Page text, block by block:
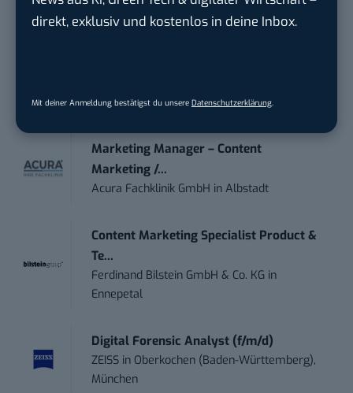
direkt, exklusiv und kostenlos in deine Inbox.
Mit deiner Anmeldung bestätigst du unsere Datenschutzerklärung.
Instaffo GmbH in Bremen
Instaffo GmbHinKarlsruhe
Marketing Manager – Content
Marketing /...
Acura Fachklinik GmbH inAlbstadt
Content Marketing Specialist Product &
Te...
Ferdinand Bilstein GmbH & Co. KG in
Ennepetal
Digital Forensic Analyst (f/m/d)
ZEISS in Oberkochen (Baden-Württemberg),
München